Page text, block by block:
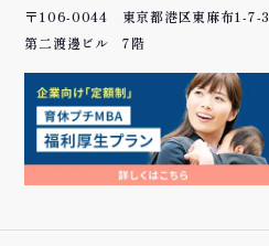
〒106-0044 東京都港区東麻布1-7-3
第二渡邊ビル 7階